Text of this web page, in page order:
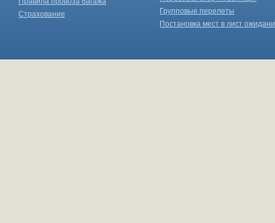
Страхование
Групповые перелеты
Постановка мест в лист